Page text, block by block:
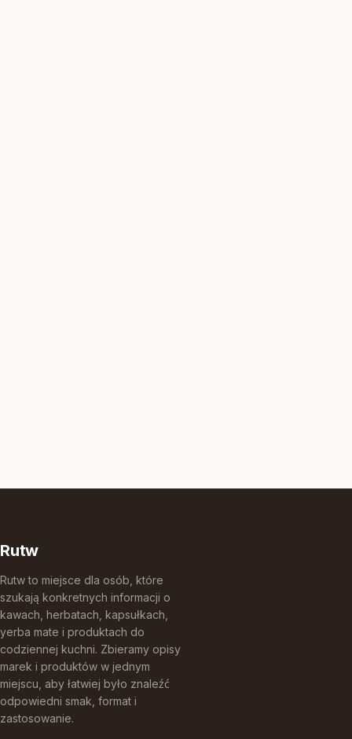
Rutw
Rutw to miejsce dla osób, które
szukają konkretnych informacji o
kawach, herbatach, kapsułkach,
yerba mate i produktach do
codziennej kuchni. Zbieramy opisy
marek i produktów w jednym
miejscu, aby łatwiej było znaleźć
odpowiedni smak, format i
zastosowanie.